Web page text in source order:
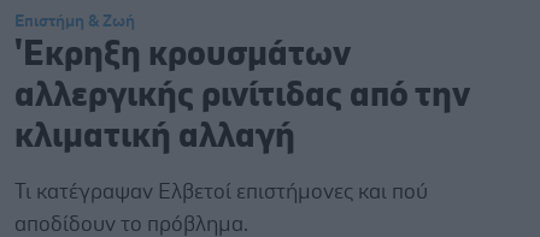
Επιστήμη & Ζωή
'Εκρηξη κρουσμάτων
αλλεργικής ρινίτιδας από την
κλιματική αλλαγή
Τι κατέγραψαν Ελβετοί επιστήμονες και πού
αποδίδουν το πρόβλημα.